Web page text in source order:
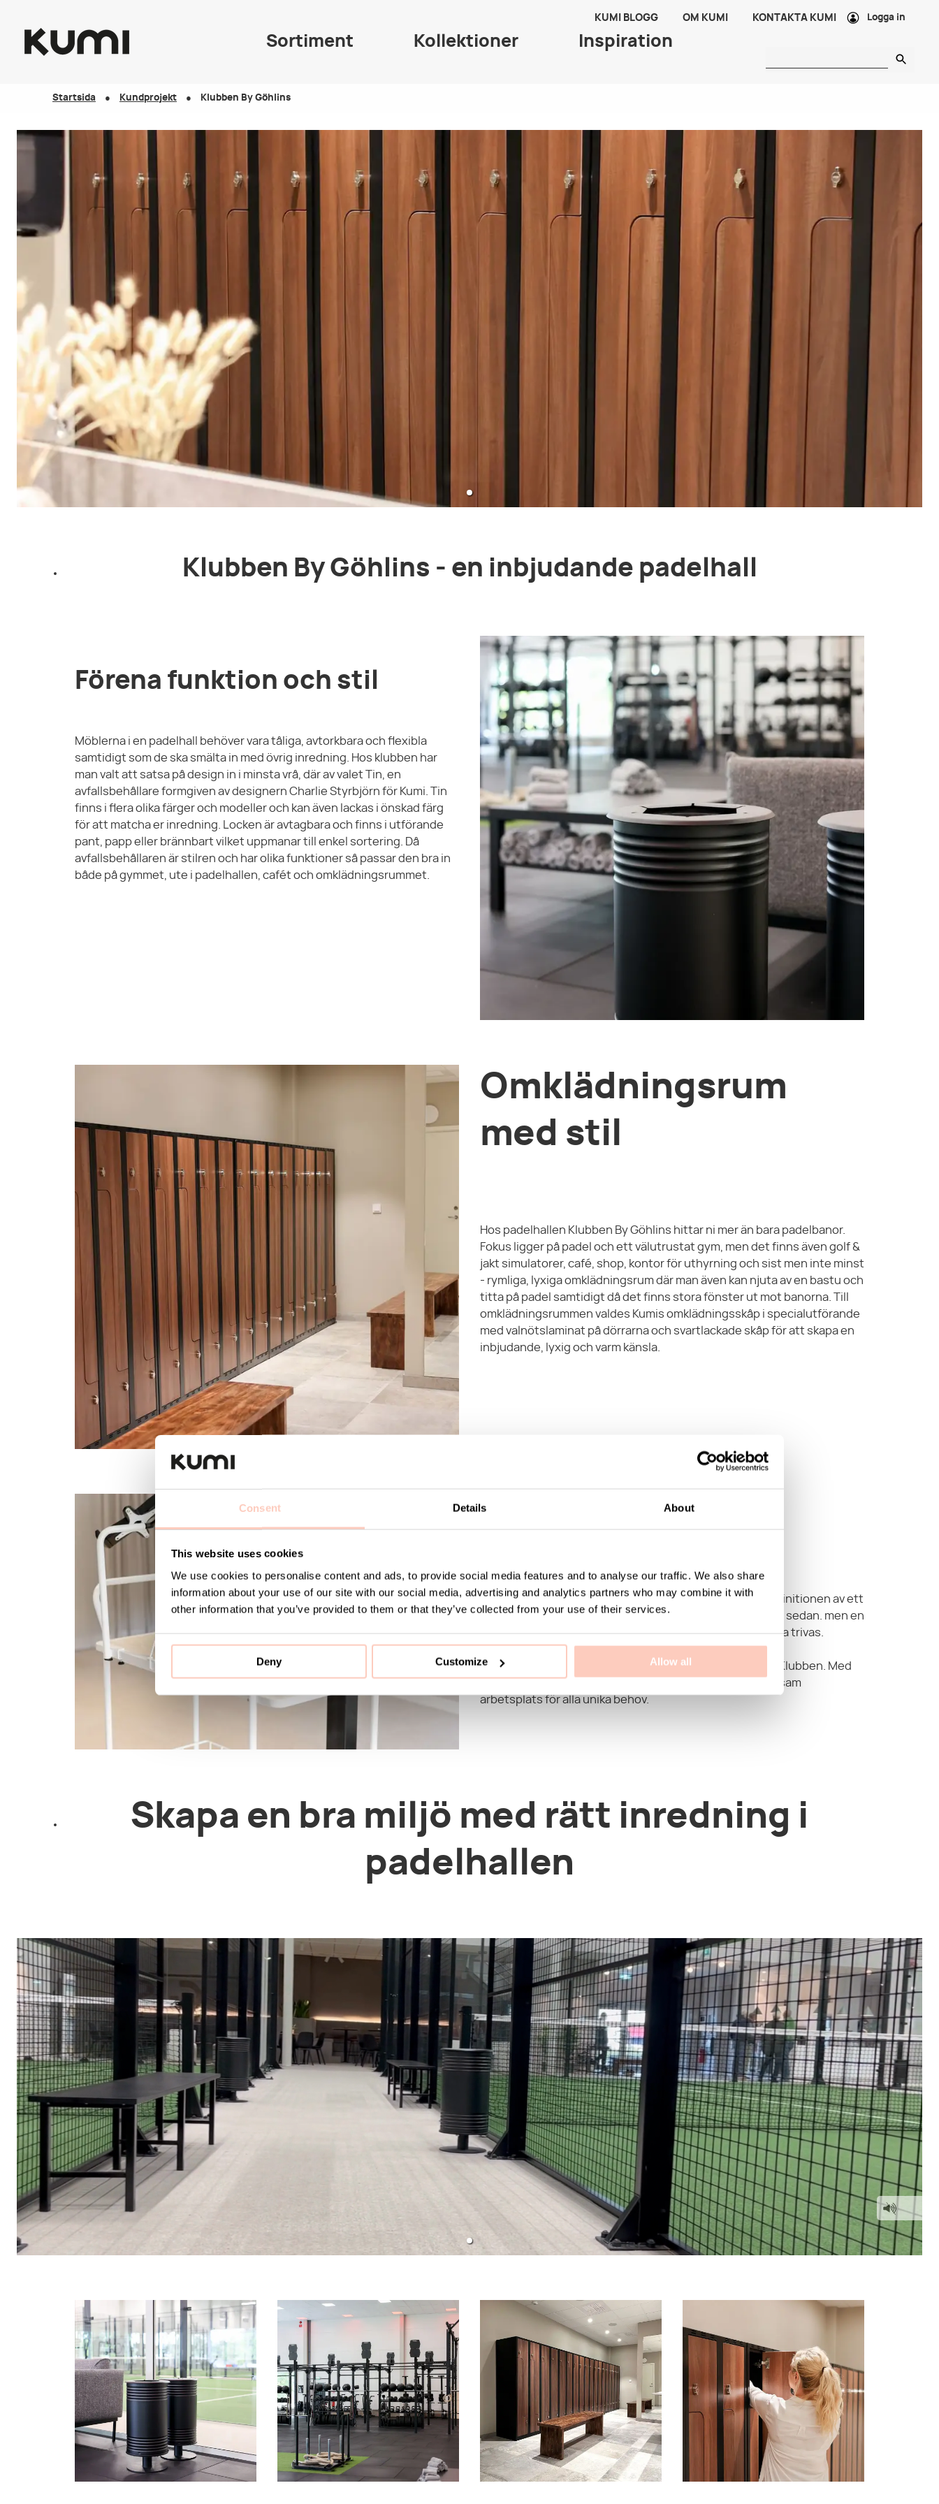
Consent Details About
This website uses cookies
We use cookies to personalise content and ads, to provide social media features and to analyse our traffic. We also share
information about your use of our site with our social media, advertising and analytics partners who may combine it with
other information that you’ve provided to them or that they’ve collected from your use of their services.
Deny Customize Allow all
Sortiment Kollektioner Inspiration
KUMI BLOGG OM KUMI KONTAKTA KUMI Logga in
Startsida Kundprojekt Klubben By Göhlins
Klubben By Göhlins - en inbjudande padelhall
Förena funktion och stil
Möblerna i en padelhall behöver vara tåliga, avtorkbara och flexibla
samtidigt som de ska smälta in med övrig inredning. Hos klubben har
man valt att satsa på design in i minsta vrå, där av valet Tin, en
avfallsbehållare formgiven av designern Charlie Styrbjörn för Kumi. Tin
finns i flera olika färger och modeller och kan även lackas i önskad färg
för att matcha er inredning. Locken är avtagbara och finns i utförande
pant, papp eller brännbart vilket uppmanar till enkel sortering. Då
avfallsbehållaren är stilren och har olika funktioner så passar den bra in
både på gymmet, ute i padelhallen, cafét och omklädningsrummet.
Omklädningsrum
med stil
Hos padelhallen Klubben By Göhlins hittar ni mer än bara padelbanor.
Fokus ligger på padel och ett välutrustat gym, men det finns även golf &
jakt simulatorer, café, shop, kontor för uthyrning och sist men inte minst
- rymliga, lyxiga omklädningsrum där man även kan njuta av en bastu och
titta på padel samtidigt då det finns stora fönster ut mot banorna. Till
omklädningsrummen valdes Kumis omklädningsskåp i specialutförande
med valnötslaminat på dörrarna och svartlackade skåp för att skapa en
inbjudande, lyxig och varm känsla.
Inred kontorshotellet
Kontoret - ett rum vi spenderar mycket tid i varje dag. definitionen av ett
kontor är lite mer lös idag än vad det var för bara ett par år sedan. men en
sak är lika central nu som då: kontoret är en plats där vi ska trivas.
Oavsett om det är i ett eget rum på arbetsplatsen, i ett
kontorslandskap, hemma eller kontorshotell som här på Klubben. Med
stilfulla och flexibla möbler för kontor kan vi skapa en trivsam
arbetsplats för alla unika behov.
Skapa en bra miljö med rätt inredning i
padelhallen